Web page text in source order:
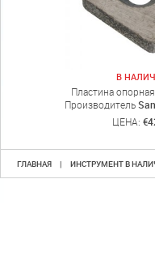
В
Пластина
Производитель
ЦЕНА:
ГЛАВНАЯ | ИНСТРУМЕНТ В